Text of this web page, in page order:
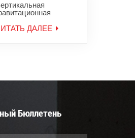
колес
ДАЛЕЕ
Бюллетень